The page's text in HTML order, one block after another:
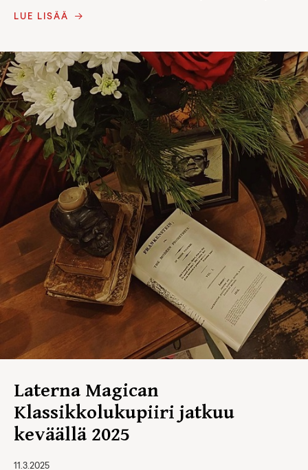
LUE LISÄÄ
Laterna Magican
Klassikkolukupiiri jatkuu
keväällä 2025
11.3.2025